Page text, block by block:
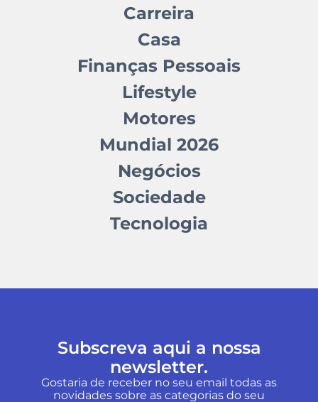
Carreira
Casa
Finanças Pessoais
Lifestyle
Motores
Mundial 2026
Negócios
Sociedade
Tecnologia
Subscreva aqui a nossa
newsletter.
Gostaria de receber no seu email todas as
novidades sobre as categorias do seu